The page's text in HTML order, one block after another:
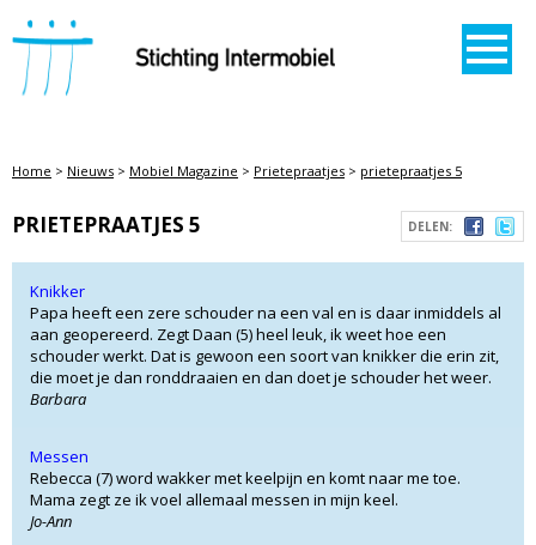
STICHTING INTERMOBIEL
Home > Nieuws > Mobiel Magazine > Prietepraatjes > prietepraatjes 5
DELEN:
PRIETEPRAATJES 5
Knikker
Papa heeft een zere schouder na een val en is daar inmiddels al
aan geopereerd. Zegt Daan (5) heel leuk, ik weet hoe een
schouder werkt. Dat is gewoon een soort van knikker die erin zit,
die moet je dan ronddraaien en dan doet je schouder het weer.
Barbara
Messen
Rebecca (7) word wakker met keelpijn en komt naar me toe.
Mama zegt ze ik voel allemaal messen in mijn keel.
Jo-Ann